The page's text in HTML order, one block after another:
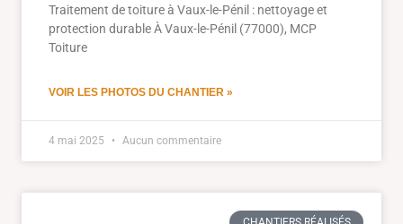
Traitement de toiture à Vaux-le-Pénil : nettoyage et
protection durable À Vaux-le-Pénil (77000), MCP
Toiture
VOIR LES PHOTOS DU CHANTIER »
4 mai 2025 Aucun commentaire